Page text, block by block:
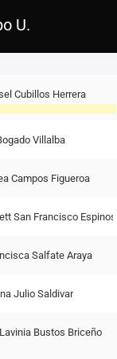
U.
Cubillos Herrera
Villalba
Campos Figueroa
San Francisco Espinosa
Salfate Araya
Julio Saldivar
Bustos Briceño